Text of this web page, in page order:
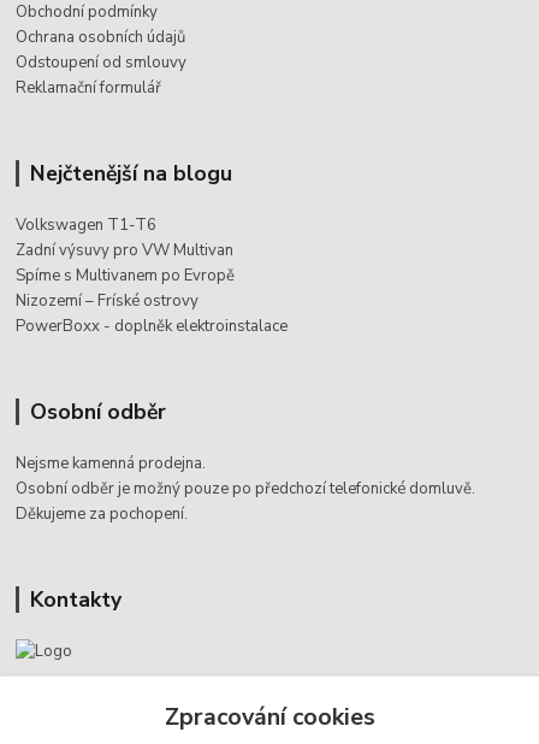
Obchodní podmínky
Ochrana osobních údajů
Odstoupení od smlouvy
Reklamační formulář
Nejčtenější na blogu
Volkswagen T1-T6
Zadní výsuvy pro VW Multivan
Spíme s Multivanem po Evropě
Nizozemí – Fríské ostrovy
PowerBoxx - doplněk elektroinstalace
Osobní odběr
Nejsme kamenná prodejna.
Osobní odběr je možný pouze po předchozí telefonické domluvě.
Děkujeme za pochopení.
Kontakty
+420 602 455 633
Zpracování cookies